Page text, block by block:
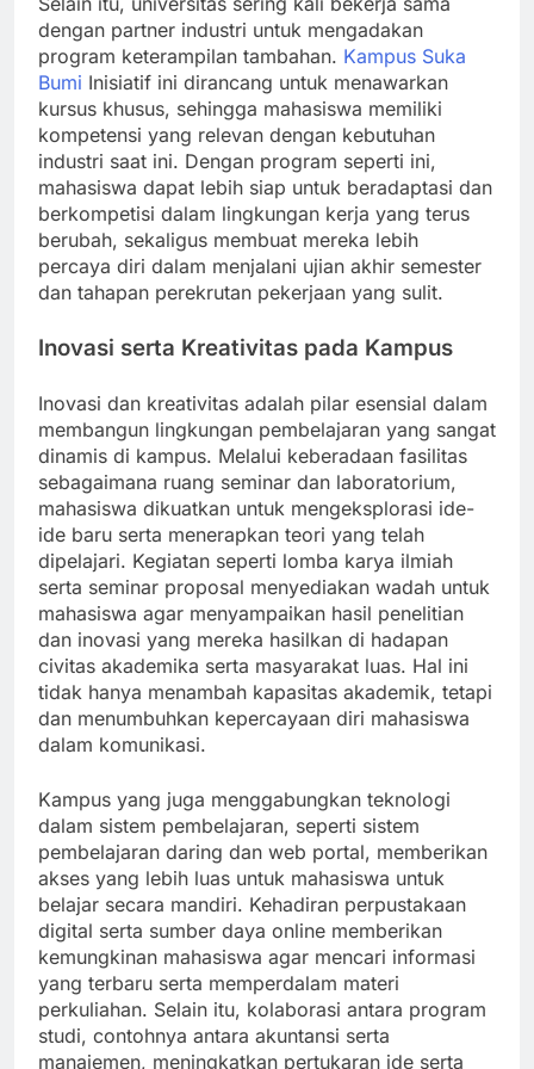
dengan partner industri untuk mengadakan
program keterampilan tambahan. Kampus Suka
Bumi Inisiatif ini dirancang untuk menawarkan
kursus khusus, sehingga mahasiswa memiliki
kompetensi yang relevan dengan kebutuhan
industri saat ini. Dengan program seperti ini,
mahasiswa dapat lebih siap untuk beradaptasi dan
berkompetisi dalam lingkungan kerja yang terus
berubah, sekaligus membuat mereka lebih
percaya diri dalam menjalani ujian akhir semester
dan tahapan perekrutan pekerjaan yang sulit.
Inovasi serta Kreativitas pada Kampus
Inovasi dan kreativitas adalah pilar esensial dalam
membangun lingkungan pembelajaran yang sangat
dinamis di kampus. Melalui keberadaan fasilitas
sebagaimana ruang seminar dan laboratorium,
mahasiswa dikuatkan untuk mengeksplorasi ide-
ide baru serta menerapkan teori yang telah
dipelajari. Kegiatan seperti lomba karya ilmiah
serta seminar proposal menyediakan wadah untuk
mahasiswa agar menyampaikan hasil penelitian
dan inovasi yang mereka hasilkan di hadapan
civitas akademika serta masyarakat luas. Hal ini
tidak hanya menambah kapasitas akademik, tetapi
dan menumbuhkan kepercayaan diri mahasiswa
dalam komunikasi.
Kampus yang juga menggabungkan teknologi
dalam sistem pembelajaran, seperti sistem
pembelajaran daring dan web portal, memberikan
akses yang lebih luas untuk mahasiswa untuk
belajar secara mandiri. Kehadiran perpustakaan
digital serta sumber daya online memberikan
kemungkinan mahasiswa agar mencari informasi
yang terbaru serta memperdalam materi
perkuliahan. Selain itu, kolaborasi antara program
studi, contohnya antara akuntansi serta
manajemen, meningkatkan pertukaran ide serta